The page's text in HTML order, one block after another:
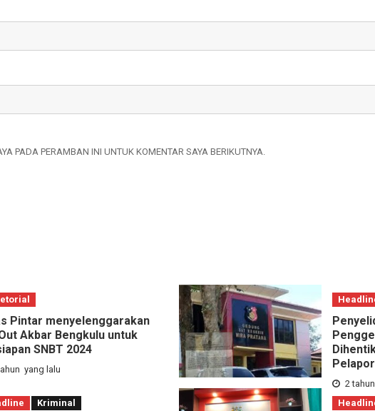
PADA PERAMBAN INI UNTUK KOMENTAR SAYA BERIKUTNYA.
Pintar menyelenggarakan
Akbar Bengkulu untuk
SNBT 2024
yang lalu
2
Kriminal